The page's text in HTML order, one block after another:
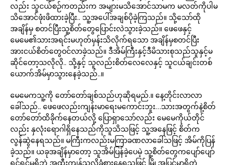
လည်း သူငယ်စဉ်ကတည်းက အများမသိအောင်သာမက မလတ်ကိုပါမ
သိအောင်ဖုံးဖိထားခဲ့ပြီး.. သူ့အပေါ်အချစ်ပိုခဲ့ကြသည်။ သို့သော်ထို
အချိန်မှ စတင်ပြီးသူ့စိတ်တွေပြောင်းလဲသွားခဲ့သည်။ ဖေဖေနှင့်
မေမေ၏သားအရင်းမဟုတ်မှန်းသိလိုက်ရသော အချိန်မှစတင်ပြီး
အားငယ်စိတ်တွေဝင်လာခဲ့သည်။ ဒီအိမ်ကြီးနှင့်ဒီမိသားစုသည်သူနှင့်မ
ဆိုင်တော့သလိုလို.. သို့နှင့် သူလည်းစိတ်လေလေနှင့် သူငယ်ချင်းတစ်
ယောက်အိမ်မှာသွားနေခဲ့သည်..။
မေမေကသူ့ကို တော်တော်ချစ်သည်ဟုဆိုရမည်.။ နေ့တိုင်းလာလာ
ခေါ်သည်.. ဖေဖေလည်းကျန်းမာရေးမကောင်းဘူး…သားအတွက်နဲ့စိတ်
တော်တော်ထိခိုက်နေတယ်လို့ ပြောရှာသော်လည်း မေမေကိုယ်တိုင်
လည်း နှလုံးရောဂါရှိနေသည်ကိုသူသိသဖြင့် သူ့အနေဖြင့် စိတ်က
လွန်ဆွဲနေရသည်။ မကြီးကလည်းမကြာခဏလာခေါ်သဖြင့် အိမ်ကိုပြန်
ခဲ့သည်။ ယခုအချိန်မှာတော့ သူအိမ်ပြန်ခဲ့ပေမဲ့ သူ့စိတ်တွေကပျော်ပျော်
ရွင်ရွင်မရှိဘဲ အထီးကျန်သလိုခံစားနေရသဖြင့် မြို့အပြင်မှာရှိတဲ့